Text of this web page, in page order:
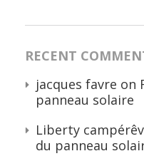
RECENT
jacques favre on
panneau solaire
Liberty
du panneau